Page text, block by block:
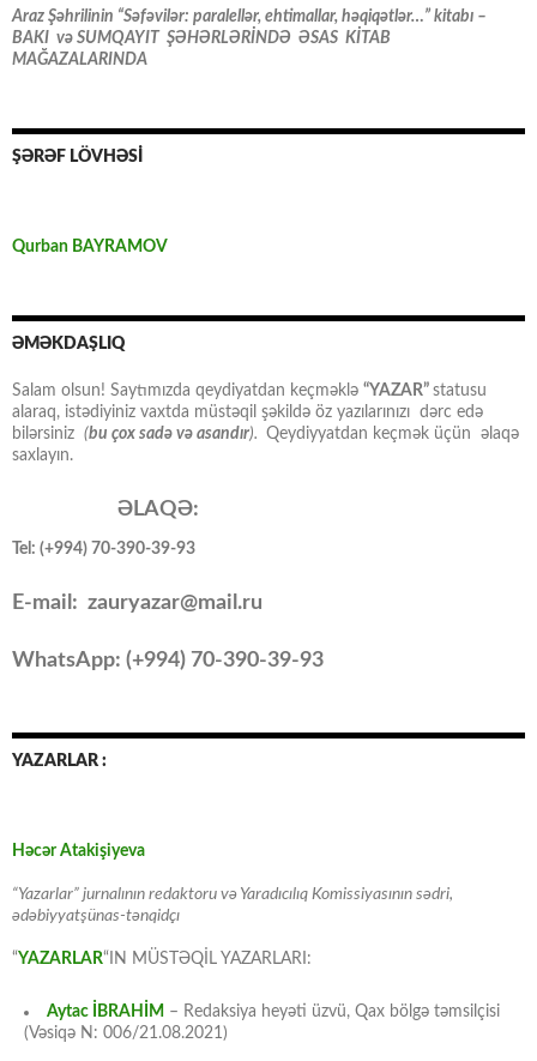
Araz Şəhrilinin “Səfəvilər: paralellər, ehtimallar, həqiqətlər…” kitabı –
BAKI və SUMQAYIT ŞƏHƏRLƏRİNDƏ ƏSAS KİTAB
MAĞAZALARINDA
ŞƏRƏF LÖVHƏSİ
Qurban BAYRAMOV
ƏMƏKDAŞLIQ
Salam olsun! Saytımızda qeydiyatdan keçməklə “YAZAR” statusu
alaraq, istədiyiniz vaxtda müstəqil şəkildə öz yazılarınızı dərc edə
bilərsiniz (bu çox sadə və asandır). Qeydiyyatdan keçmək üçün əlaqə
saxlayın.
ƏLAQƏ:
Tel: (+994) 70-390-39-93
E-mail: zauryazar@mail.ru
WhatsApp: (+994) 70-390-39-93
YAZARLAR :
Həcər Atakişiyeva
“Yazarlar” jurnalının redaktoru və Yaradıcılıq Komissiyasının sədri,
ədəbiyyatşünas-tənqidçı
“YAZARLAR“IN MÜSTƏQİL YAZARLARI:
Aytac İBRAHİM – Redaksiya heyəti üzvü, Qax bölgə təmsilçisi
(Vəsiqə N: 006/21.08.2021)